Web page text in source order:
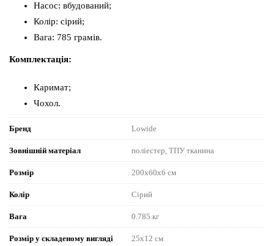
Насос: вбудований;
Колір: сірий;
Вага: 785 грамів.
Комплектація:
Каримат;
Чохол.
Бренд Lowide
Зовнішній матеріал поліестер, ТПУ тканина
Розмір 200х60х6 см
Колір Сірий
Вага 0.785 кг
Розмір у складеному вигляді 25х12 см